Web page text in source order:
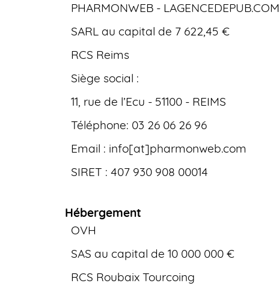
PHARMONWEB - LAGENCEDEPUB.COM
SARL au capital de 7 622,45 €
RCS Reims
Siège social :
11, rue de l’Ecu - 51100 - REIMS
Téléphone: 03 26 06 26 96
Email : info[at]pharmonweb.com
SIRET : 407 930 908 00014
Hébergement
OVH
SAS au capital de 10 000 000 €
RCS Roubaix Tourcoing